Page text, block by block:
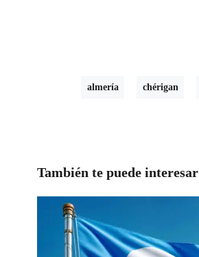
almería chérigan
También te puede interesar